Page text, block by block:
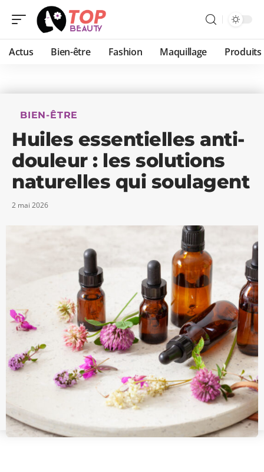
Actus Bien-être Fashion Maquillage Produits
BIEN-ÊTRE
Huiles essentielles anti-
douleur : les solutions
naturelles qui soulagent
2 mai 2026